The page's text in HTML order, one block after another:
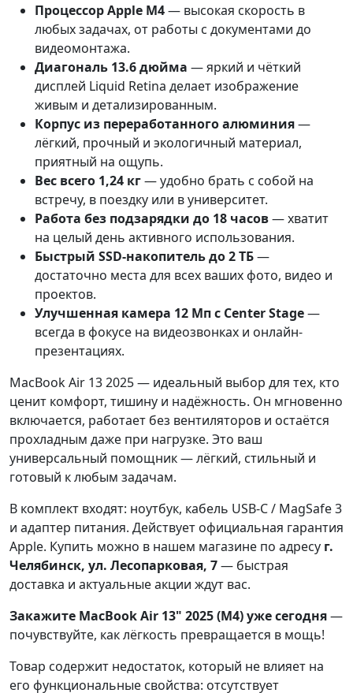
Процессор Apple M4— высокая скорость в
любых задачах, от работы с документами до
видеомонтажа.
Диагональ 13.6 дюйма — яркий и чёткий
дисплей Liquid Retina делает изображение
живым и детализированным.
Корпус из переработанного алюминия—
лёгкий, прочный и экологичный материал,
приятный на ощупь.
Вес всего 1,24 кг— удобно брать с собой на
встречу, в поездку или в университет.
Работа без подзарядки до 18 часов— хватит
на целый день активного использования.
Быстрый SSD-накопитель до 2 ТБ—
достаточно места для всех ваших фото, видео и
проектов.
Улучшенная камера 12 Мп с Center Stage—
всегда в фокусе на видеозвонках и онлайн-
презентациях.
MacBook Air 13 2025 — идеальный выбор для тех, кто
ценит комфорт, тишину и надёжность. Он мгновенно
включается, работает без вентиляторов и остаётся
прохладным даже при нагрузке. Это ваш
универсальный помощник — лёгкий, стильный и
готовый к любым задачам.
В комплект входят: ноутбук, кабель USB-C / MagSafe 3
и адаптер питания. Действует официальная гарантия
Apple. Купить можно в нашем магазине по адресу г.
Челябинск, ул. Лесопарковая, 7— быстрая
доставка и актуальные акции ждут вас.
Закажите MacBook Air 13" 2025 (M4) уже сегодня—
почувствуйте, как лёгкость превращается в мощь!
Товар содержит недостаток, который не влияет на
его функциональные свойства: отсутствует